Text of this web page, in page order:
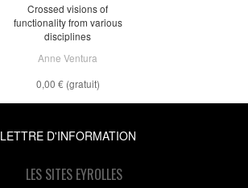
Crossed visions of
functionality from various
disciplines
Anne Ventura
0,00 € (gratuit)
LETTRE D'INFORMATION
LES SITES EYROLLES